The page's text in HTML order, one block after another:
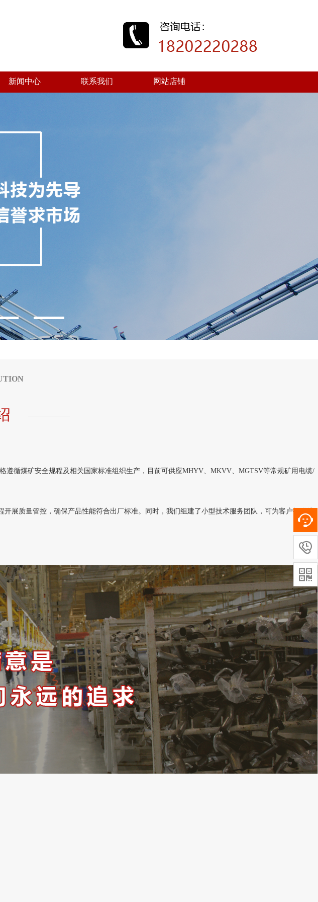
新闻中心 联系我们 网站店铺
遵循煤矿安全规程及相关国家标准组织生产，目前可供应MHYV、MKVV、MGTSV等常规矿用电缆/
展质量管控，确保产品性能符合出厂标准。同时，我们组建了小型技术服务团队，可为客户提供线

